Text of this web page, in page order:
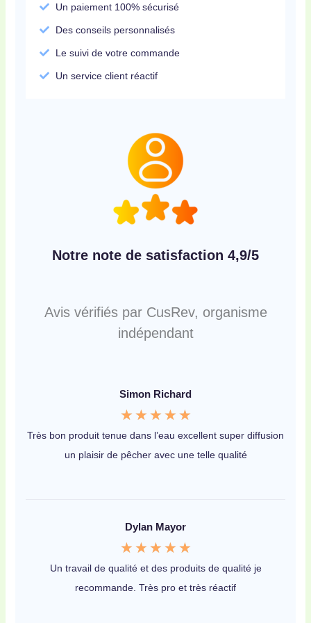
Un paiement 100% sécurisé
Des conseils personnalisés
Le suivi de votre commande
Un service client réactif
Notre note de satisfaction 4,9/5
Avis vérifiés par CusRev, organisme
indépendant
Simon Richard
★ ★ ★ ★ ★
o
t
r
5
Très bon produit tenue dans l’eau excellent super diffusion
un plaisir de pêcher avec une telle qualité
Dylan Mayor
★ ★ ★ ★ ★
o
t
Un travail de qualité et des produits de qualité je
recommande. Très pro et très réactif